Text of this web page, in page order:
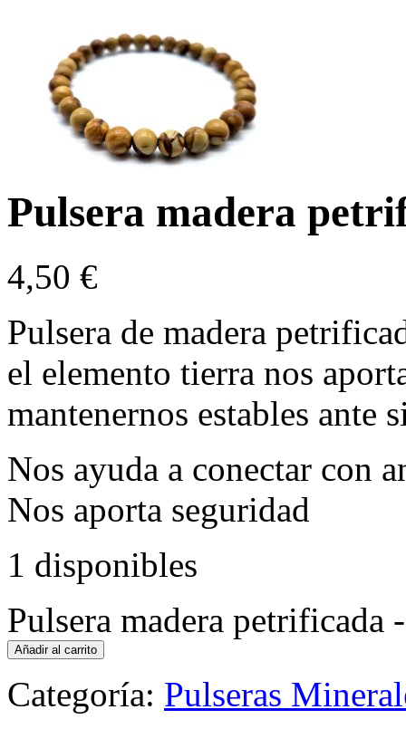
Pulsera madera
4,50 €
Pulsera de madera
el elemento tierra nos
mantenernos estables ante
Nos ayuda a conectar con
Nos aporta seguridad
1 disponibles
Pulsera madera petrificada
Añadir al carrito
Categoría: Pulseras